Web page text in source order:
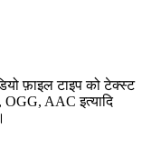
फ़ाइल टाइप को टेक्स्ट
AAC इत्यादि